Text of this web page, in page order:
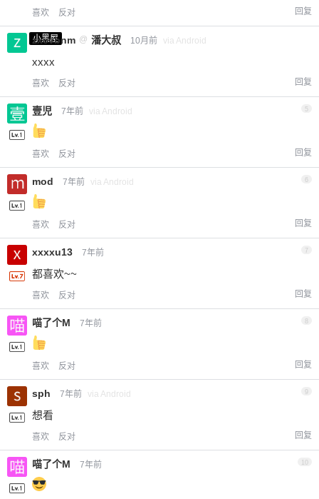
喜欢 反对 回复
小黑屋
zxcvbnm @ 潘大叔 10月前 via Android
xxxx
喜欢 反对 回复
壹児 7年前 via Android 5
喜欢 反对 回复
mod 7年前 via Android
喜欢 反对 回复
xxxxu13 7年前 7
都喜欢~~
喜欢 反对 回复
喵了个M 7年前
喜欢 反对 回复
sph 7年前 via Android 9
想看
喜欢 反对 回复
喵了个M 7年前